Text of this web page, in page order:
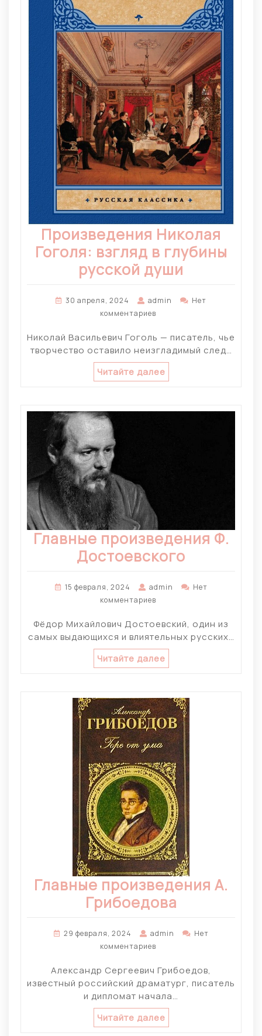
Произведения Николая
Гоголя: взгляд в глубины
русской души
30 апреля, 2024 admin
Нет
комментариев
Николай Васильевич Гоголь — писатель, чье
творчество оставило неизгладимый след…
Читайте далее
Главные произведения Ф.
Достоевского
15 февраля, 2024 admin
Нет
комментариев
Фёдор Михайлович Достоевский, один из
самых выдающихся и влиятельных русских…
Читайте далее
Главные произведения А.
Грибоедова
29 февраля, 2024 admin
Нет
комментариев
Александр Сергеевич Грибоедов,
известный российский драматург, писатель
и дипломат начала…
Читайте далее